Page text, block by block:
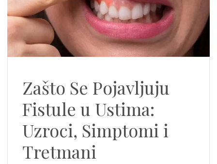
Zašto Se Pojavljuju
Fistule u Ustima:
Uzroci, Simptomi i
Tretmani